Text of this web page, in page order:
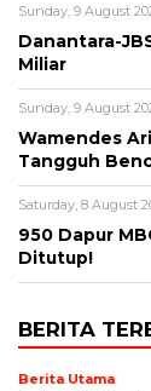
Sunday, 9 August
Danantara-
Miliar
Sunday, 9 August
Wamendes
Tangguh
Saturday, 8 August
950 Dapur
Ditutup!
BERITA
Berita Utama